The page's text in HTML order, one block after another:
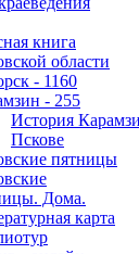
книга
области
- 1160
- 255
История
Пскове
пятницы
Дома.
карта